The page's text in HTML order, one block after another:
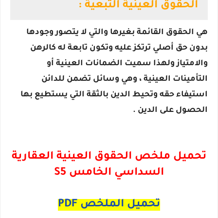
الحقوق العينية التبعية :
هي الحقوق القائمة بغيرها والتي لا يتصور وجودها
بدون حق أصلي ترتكز عليه وتكون تابعة له كالرهن
والامتياز ولهذا سميت الضمانات العينية أو
التأمينات العينية ، وهي وسائل تضمن للدائن
استيفاء حقه وتحيط الدين بالثقة التي يستطيع بها
الحصول على الدين .
تحميل ملخص الحقوق العينية العقارية
السداسي الخامس S5
تحميل الملخص PDF